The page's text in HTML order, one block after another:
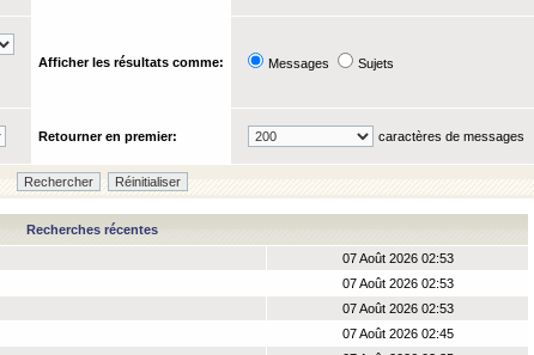
Afficher les résultats comme: Messages Sujets
Retourner en premier: caractères de messages
Recherches récentes
07 Août 2026 02:53
07 Août 2026 02:53
07 Août 2026 02:53
07 Août 2026 02:45